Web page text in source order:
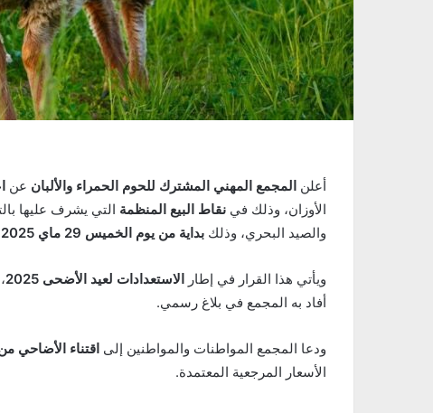
أعلن المجمع المهني المشترك للحوم الحمراء والألبان عن
الأوزان، وذلك في نقاط البيع المنظمة التي يشرف عليها
والصيد البحري، وذلك بداية من يوم الخميس 29 ماي 2025
ويأتي هذا القرار في إطار الاستعدادات لعيد الأضحى 2025
أفاد به المجمع في بلاغ رسمي.
ودعا المجمع المواطنات والمواطنين إلى اقتناء الأضاحي
الأسعار المرجعية المعتمدة.